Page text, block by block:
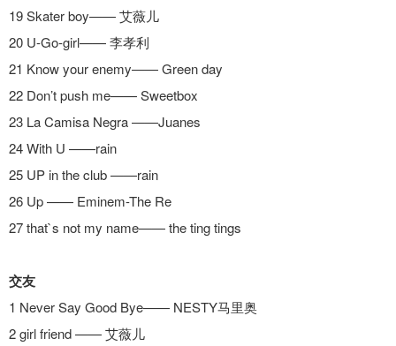
19 Skater boy—— 艾薇儿
20 U-Go-girl—— 李孝利
21 Know your enemy—— Green day
22 Don’t push me—— Sweetbox
23 La Camisa Negra ——Juanes
24 With U ——rain
25 UP in the club ——rain
26 Up —— Eminem-The Re
27 that`s not my name—— the ting tings
交友
1 Never Say Good Bye—— NESTY马里奥
2 girl friend —— 艾薇儿